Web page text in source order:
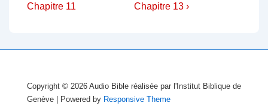
de
Post
Chapitre 11
Post
Chapitre 13 ›
Copyright © 2026 Audio Bible réalisée par l'Institut Biblique de
Genève
| Powered by Responsive Theme